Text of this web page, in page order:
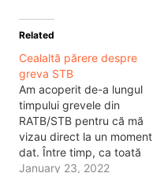
Related
Cealaltă părere despre
greva STB
Am acoperit de-a lungul
timpului grevele din
RATB/STB pentru că mă
vizau direct la un moment
dat. Între timp, ca toată
lumea am cumpărat o
January 23, 2022